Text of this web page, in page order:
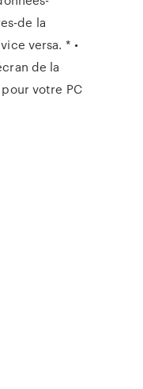
de la
versa. * •
de la
votre PC